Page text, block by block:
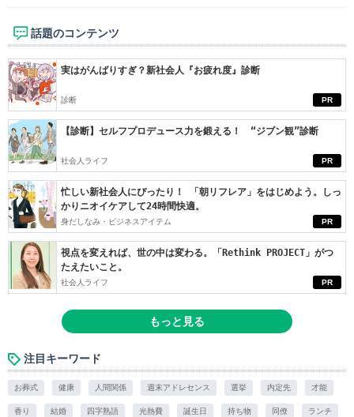
話題のコンテンツ
PR
実はがんばりすぎ？新社会人『お疲れ度』診断
診断
PR
【診断】セルフプロデュース力を鍛える！ “ジブン観”診断
社会人ライフ
PR
忙しい新社会人にぴったり！ 「朝リフレア」をはじめよう。しっ
かりニオイケアして24時間快適。
身だしなみ・ビジネスアイテム
PR
視点を変えれば、世の中は変わる。「Rethink PROJECT」がつ
たえたいこと。
社会人ライフ
もっと見る
注目キーワード
お葬式 健康 人間関係 週末アドレセンス 選挙 内定先 才能
香り 結婚 四字熟語 光熱費 誕生日 持ち物 同僚 ランチ